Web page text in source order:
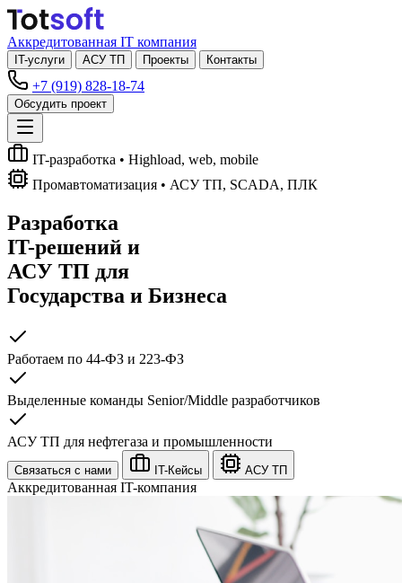
Аккредитованная IT компания
IT-услуги АСУ ТП Проекты Контакты
+7 (919) 828-18-74
Обсудить проект
IT-разработка • Highload, web, mobile
Промавтоматизация • АСУ ТП, SCADA, ПЛК
Разработка
IT-решений и
АСУ ТП для
Государства и Бизнеса
Работаем по 44-ФЗ и 223-ФЗ
Выделенные команды Senior/Middle разработчиков
АСУ ТП для нефтегаза и промышленности
Связаться с нами IT-Кейсы АСУ ТП
Аккредитованная IT-компания